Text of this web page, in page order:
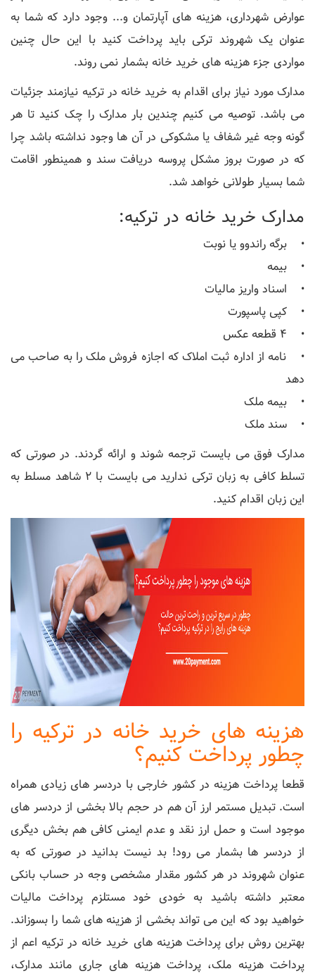
عوارض شهرداری، هزینه های آپارتمان و... وجود دارد که شما به
عنوان یک شهروند ترکی باید پرداخت کنید با این حال چنین
مواردی جزء هزینه های خرید خانه بشمار نمی روند.
مدارک مورد نیاز برای اقدام به خرید خانه در ترکیه نیازمند جزئیات
می باشد. توصیه می کنیم چندین بار مدارک را چک کنید تا هر
گونه وجه غیر شفاف یا مشکوکی در آن ها وجود نداشته باشد چرا
که در صورت بروز مشکل پروسه دریافت سند و همینطور اقامت
شما بسیار طولانی خواهد شد.
مدارک خرید خانه در ترکیه:
• برگه راندوو یا نوبت
• بیمه
• اسناد واریز مالیات
• کپی پاسپورت
• 4 قطعه عکس
• نامه از اداره ثبت املاک که اجازه فروش ملک را به صاحب می
دهد
• بیمه ملک
• سند ملک
مدارک فوق می بایست ترجمه شوند و ارائه گردند. در صورتی که
تسلط کافی به زبان ترکی ندارید می بایست با 2 شاهد مسلط به
این زبان اقدام کنید.
هزینه های خرید خانه در ترکیه را
چطور پرداخت کنیم؟
قطعا پرداخت هزینه در کشور خارجی با دردسر های زیادی همراه
است. تبدیل مستمر ارز آن هم در حجم بالا بخشی از دردسر های
موجود است و حمل ارز نقد و عدم ایمنی کافی هم بخش دیگری
از دردسر ها بشمار می رود! بد نیست بدانید در صورتی که به
عنوان شهروند در هر کشور مقدار مشخصی وجه در حساب بانکی
معتبر داشته باشید به خودی خود مستلزم پرداخت مالیات
خواهید بود که این می تواند بخشی از هزینه های شما را بسوزاند.
بهترین روش برای پرداخت هزینه های خرید خانه در ترکیه اعم از
پرداخت هزینه ملک، پرداخت هزینه های جاری مانند مدارک،